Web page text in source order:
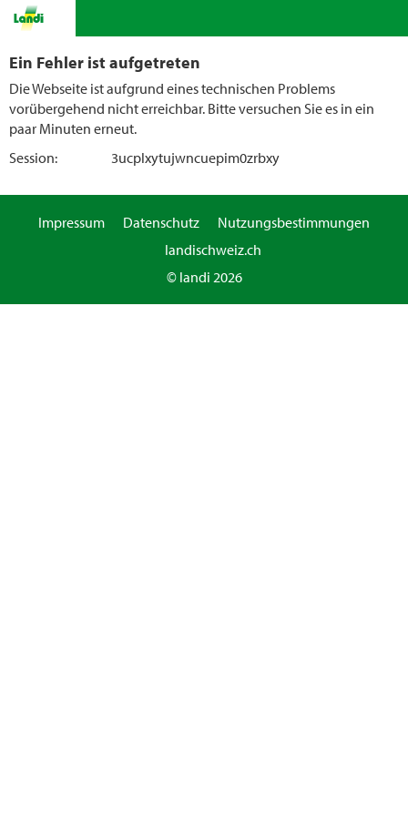
Ein Fehler ist aufgetreten
Die Webseite ist aufgrund eines technischen Problems
vorübergehend nicht erreichbar. Bitte versuchen Sie es in ein
paar Minuten erneut.
Session:
3ucplxytujwncuepim0zrbxy
Impressum Datenschutz
Nutzungsbestimmungen
landischweiz.ch
© landi 2026